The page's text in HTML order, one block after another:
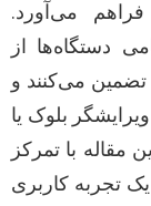
می‌آورد.
دستگاه‌ها از
تضمین می‌کنند و
بلوک یا
مقاله با تمرکز
تجربه کاربری